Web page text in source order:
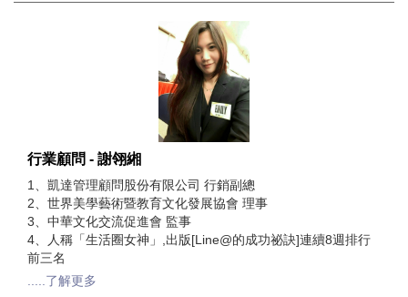
行業顧問 - 謝翎緗
1、凱達管理顧問股份有限公司 行銷副總
2、世界美學藝術暨教育文化發展協會 理事
3、中華文化交流促進會 監事
4、人稱「生活圈女神」,出版[Line@的成功祕訣]連續8週排行
前三名
.....了解更多